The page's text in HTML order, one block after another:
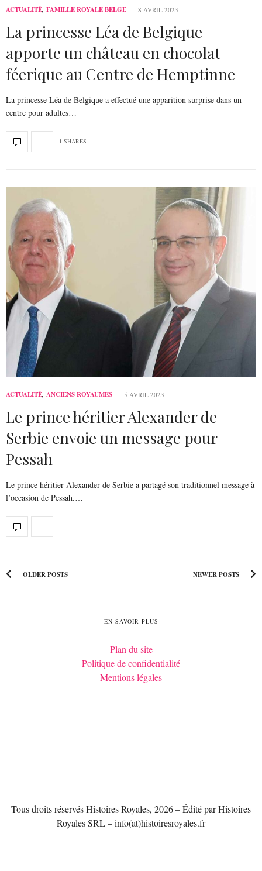
ACTUALITÉ, FAMILLE ROYALE BELGE 8 AVRIL 2023
La princesse Léa de Belgique
apporte un château en chocolat
féerique au Centre de Hemptinne
La princesse Léa de Belgique a effectué une apparition surprise dans un
centre pour adultes…
1 SHARES
ACTUALITÉ, ANCIENS ROYAUMES 5 AVRIL 2023
Le prince héritier Alexander de
Serbie envoie un message pour
Pessah
Le prince héritier Alexander de Serbie a partagé son traditionnel message à
l’occasion de Pessah.…
OLDER POSTS NEWER POSTS
EN SAVOIR PLUS
Plan du site
Politique de confidentialité
Mentions légales
Tous droits réservés Histoires Royales, 2026 – Édité par Histoires
Royales SRL – info(at)histoiresroyales.fr